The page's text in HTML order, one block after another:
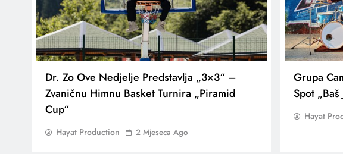
Dr. Zo Ove Nedjelje Predstavlja „3×3“ –
Zvaničnu Himnu Basket Turnira „Piramid
Cup“
Hayat Production 2 Mjeseca Ago
Grupa
Spot
Hayat